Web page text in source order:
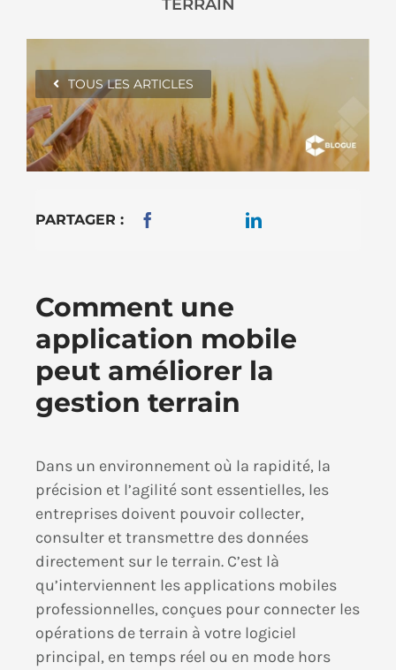
TERRAIN
TOUS LES ARTICLES
PARTAGER :
Comment une
application mobile
peut améliorer la
gestion terrain
Dans un environnement où la rapidité, la
précision et l’agilité sont essentielles, les
entreprises doivent pouvoir collecter,
consulter et transmettre des données
directement sur le terrain. C’est là
qu’interviennent les applications mobiles
professionnelles, conçues pour connecter les
opérations de terrain à votre logiciel
principal, en temps réel ou en mode hors